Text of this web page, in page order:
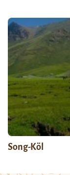
Song-Köl